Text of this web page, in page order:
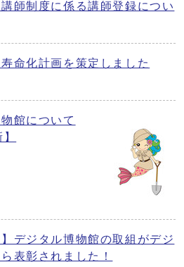
師制度に係る講師登録につい
命化計画を策定しました
館について
デジタル博物館の取組がデジ
表彰されました！